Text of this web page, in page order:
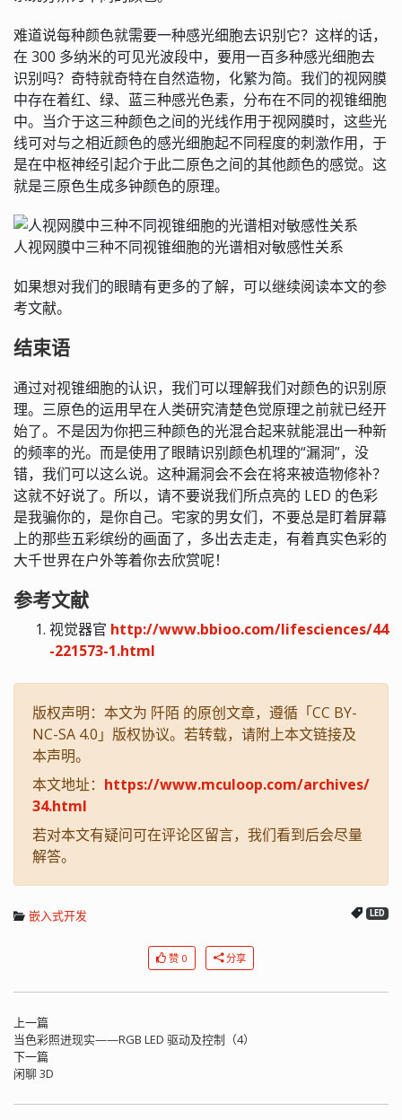
难道说每种颜色就需要一种感光细胞去识别它？这样的话，
在 300 多纳米的可见光波段中，要用一百多种感光细胞去
识别吗？奇特就奇特在自然造物，化繁为简。我们的视网膜
中存在着红、绿、蓝三种感光色素，分布在不同的视锥细胞
中。当介于这三种颜色之间的光线作用于视网膜时，这些光
线可对与之相近颜色的感光细胞起不同程度的刺激作用，于
是在中枢神经引起介于此二原色之间的其他颜色的感觉。这
就是三原色生成多钟颜色的原理。
人视网膜中三种不同视锥细胞的光谱相对敏感性关系
如果想对我们的眼睛有更多的了解，可以继续阅读本文的参
考文献。
结束语
通过对视锥细胞的认识，我们可以理解我们对颜色的识别原
理。三原色的运用早在人类研究清楚色觉原理之前就已经开
始了。不是因为你把三种颜色的光混合起来就能混出一种新
的频率的光。而是使用了眼睛识别颜色机理的“漏洞”，没
错，我们可以这么说。这种漏洞会不会在将来被造物修补？
这就不好说了。所以，请不要说我们所点亮的 LED 的色彩
是我骗你的，是你自己。宅家的男女们，不要总是盯着屏幕
上的那些五彩缤纷的画面了，多出去走走，有着真实色彩的
大千世界在户外等着你去欣赏呢！
参考文献
视觉器官 http://www.bbioo.com/lifesciences/44
-221573-1.html
版权声明：本文为 阡陌 的原创文章，遵循「CC BY-
NC-SA 4.0」版权协议。若转载，请附上本文链接及
本声明。
本文地址： https://www.mculoop.com/archives/
34.html
若对本文有疑问可在评论区留言，我们看到后会尽量
解答。
嵌入式开发 LED
赞 0 分享
上一篇
当色彩照进现实——RGB LED 驱动及控制（4）
下一篇
闲聊 3D